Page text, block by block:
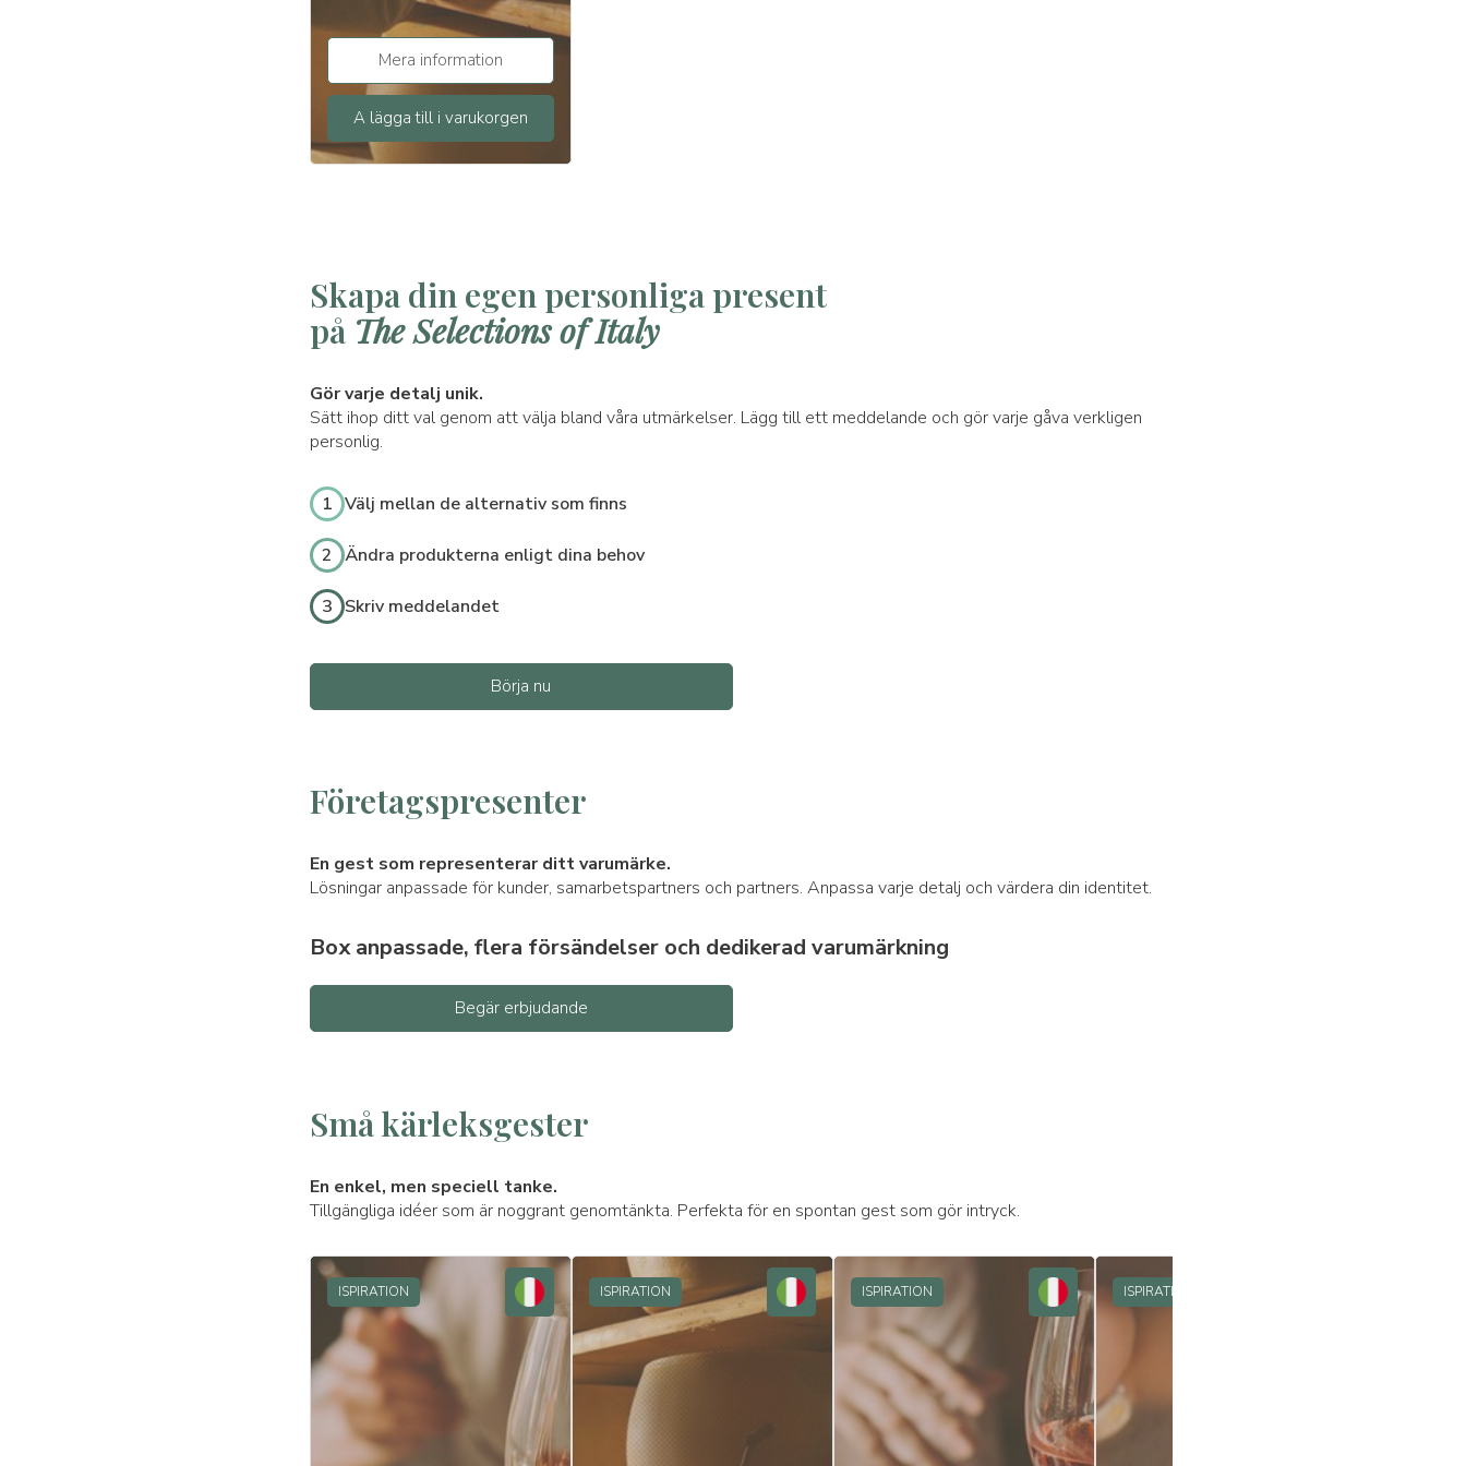
Mera information
A lägga till i varukorgen
Skapa din egen personliga present
på The Selections of Italy
Gör varje detalj unik.
Sätt ihop ditt val genom att välja bland våra utmärkelser. Lägg till ett meddelande och gör varje gåva verkligen
personlig.
1 Välj mellan de alternativ som finns
2 Ändra produkterna enligt dina behov
3 Skriv meddelandet
Börja nu
Företagspresenter
En gest som representerar ditt varumärke.
Lösningar anpassade för kunder, samarbetspartners och partners. Anpassa varje detalj och värdera din identitet.
Box anpassade, flera försändelser och dedikerad varumärkning
Begär erbjudande
Små kärleksgester
En enkel, men speciell tanke.
Tillgängliga idéer som är noggrant genomtänkta. Perfekta för en spontan gest som gör intryck.
ISPIRATION ISPIRATION ISPIRATION ISPIRATION